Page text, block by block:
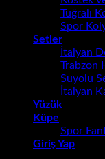
Tuğralı
Spor
Setler
İtalyan
Trabzon
Suyolu
İtalyan
Yüzük
Küpe
Spor
Giriş Yap